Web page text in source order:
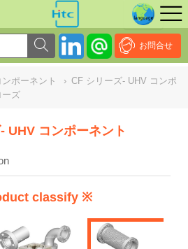
お問合せ
ポーネント › CF シリーズ- UHV コンポ
ーズ
UHV コンポーネント
classify ※